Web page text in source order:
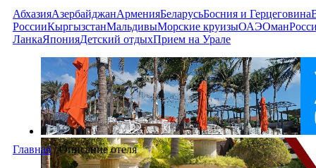
АбхазияАзербайджанАрменияБеларусьБосния и Герцеговина
РоссииКыргызстанМальдивыМорские круизыОАЭОман
ЛанкаЯпонияДетский отдыхПрием на Урале
Главная /Описание отеля